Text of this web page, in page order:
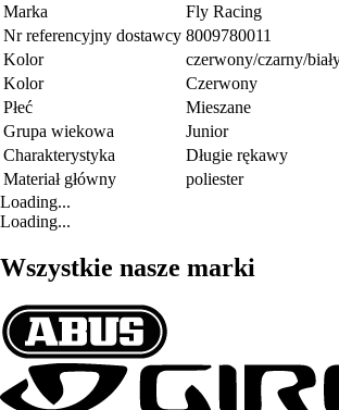
Marka
Fly Racing
Nr referencyjny dostawcy 8009780011
Kolor
czerwony/czarny/
Kolor
Czerwony
Płeć
Mieszane
Grupa wiekowa
Junior
Charakterystyka
Długie rękawy
Materiał główny
poliester
Loading...
Loading...
Wszystkie nasze marki